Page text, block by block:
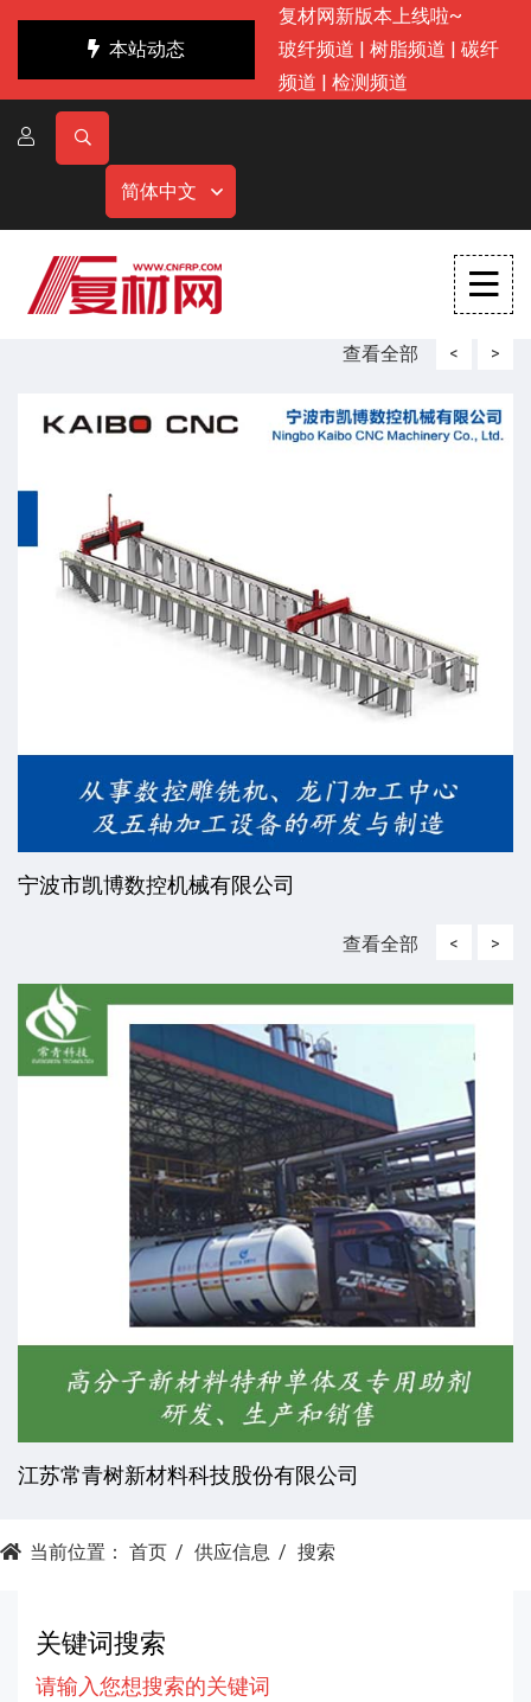
本站动态
复材网新版本上线啦~
玻纤频道 | 树脂频道 | 碳纤
频道 | 检测频道
简体中文
查看全部 <
宁波市凯博数控机械有限公司
>
查看全部 <
江苏常青树新材料科技股份有限公司
>
当前位置： 首页 供应信息 搜索
关键词搜索
请输入您想搜索的关键词